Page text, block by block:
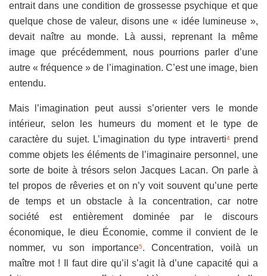
entrait dans une condition de grossesse psychique et que
quelque chose de valeur, disons une « idée lumineuse »,
devait naître au monde. Là aussi, reprenant la même
image que précédemment, nous pourrions parler d’une
autre « fréquence » de l’imagination. C’est une image, bien
entendu.
Mais l’imagination peut aussi s’orienter vers le monde
intérieur, selon les humeurs du moment et le type de
caractère du sujet. L’imagination du type intraverti4prend
comme objets les éléments de l’imaginaire personnel, une
sorte de boite à trésors selon Jacques Lacan. On parle à
tel propos de rêveries et on n’y voit souvent qu’une perte
de temps et un obstacle à la concentration, car notre
société est entièrement dominée par le discours
économique, le dieu Économie, comme il convient de le
nommer, vu son importance5. Concentration, voilà un
maître mot ! Il faut dire qu’il s’agit là d’une capacité qui a